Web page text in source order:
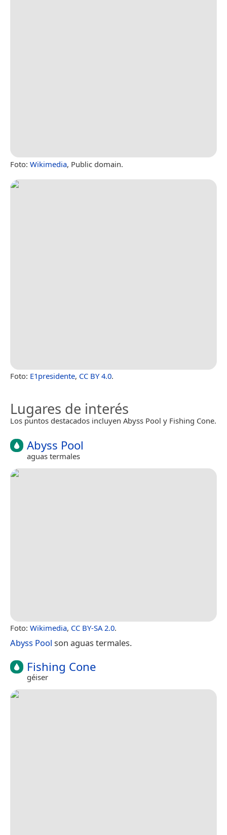
Foto: Wikimedia, Public domain.
Foto: E1presidente, CC BY 4.0.
Lugares de interés
Los puntos destacados incluyen Abyss Pool y Fishing Cone.
Abyss Pool
aguas termales
Foto: Wikimedia, CC BY-SA 2.0.
Abyss Pool son aguas termales.
Fishing Cone
géiser